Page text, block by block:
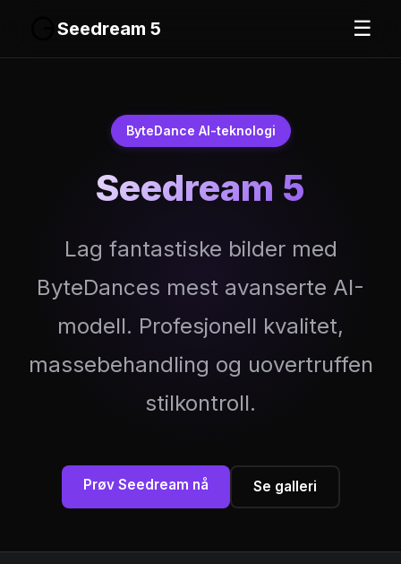
Seedream 5 ☰
ByteDance AI-teknologi
Seedream 5
Lag fantastiske bilder med
ByteDances mest avanserte AI-
modell. Profesjonell kvalitet,
massebehandling og uovertruffen
stilkontroll.
Prøv Seedream nå Se galleri